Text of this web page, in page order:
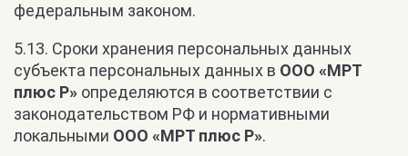
федеральным законом.
5.13. Сроки хранения персональных данных
субъекта персональных данных в ООО «МРТ
плюс Р» определяются в соответствии с
законодательством РФ и нормативными
локальными ООО «МРТ плюс Р».